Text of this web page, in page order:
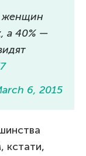
женщин
а 40% —
6, 2015
кстати,